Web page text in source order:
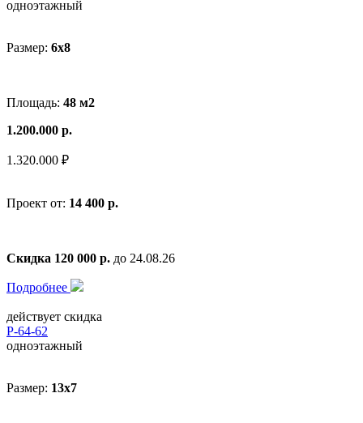
одноэтажный
Размер: 6x8
Площадь: 48 м2
1.200.000 р.
1.320.000 ₽
Проект от: 14 400 р.
Скидка 120 000 р. до 24.08.26
Подробнее
действует скидка
Р-64-62
одноэтажный
Размер: 13х7